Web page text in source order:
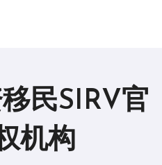
民SIRV官
机构